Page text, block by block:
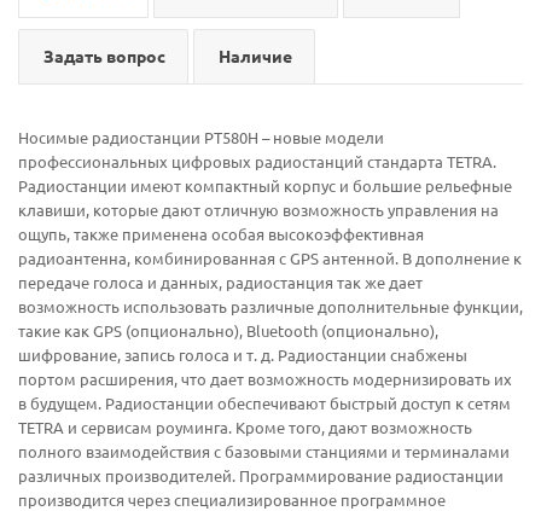
Задать вопрос Наличие
Носимые радиостанции PT580H – новые модели
профессиональных цифровых радиостанций стандарта TETRA.
Радиостанции имеют компактный корпус и большие рельефные
клавиши, которые дают отличную возможность управления на
ощупь, также применена особая высокоэффективная
радиоантенна, комбинированная с GPS антенной. В дополнение к
передаче голоса и данных, радиостанция так же дает
возможность использовать различные дополнительные функции,
такие как GPS (опционально), Bluetooth (опционально),
шифрование, запись голоса и т. д. Радиостанции снабжены
портом расширения, что дает возможность модернизировать их
в будущем. Радиостанции обеспечивают быстрый доступ к сетям
TETRA и сервисам роуминга. Кроме того, дают возможность
полного взаимодействия с базовыми станциями и терминалами
различных производителей. Программирование радиостанции
производится через специализированное программное